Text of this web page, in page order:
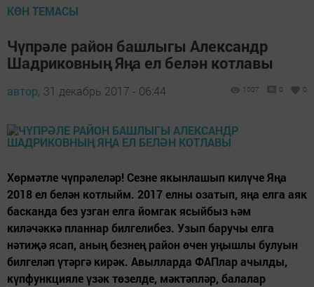
КӨН ТЕМАСЫ
Чүпрәле район башлыгы Александр
Шадриковның Яңа ел белән котлавы
автор, 31 декабрь 2017 - 06:44 1007 0 0
Хөрмәтле чүпрәлеләр! Сезне якынлашып килүче Яңа
2018 ел белән котлыйм. 2017 елны озатып, яңа елга аяк
басканда без узган елга йомгак ясыйбыз һәм
киләчәккә планнар билгелибез. Узып баручы елга
нәтиҗә ясап, аның безнең район өчен уңышлы булуын
билгеләп үтәргә кирәк. Авылларда ФАПлар ачылды,
күпфункцияле үзәк төзелде, мәктәпләр, балалар